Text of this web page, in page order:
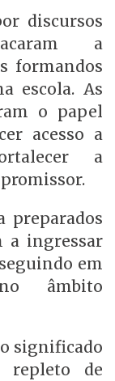
discursos
a
formandos
escola. As
o papel
acesso a
a
preparados
a ingressar
em
âmbito
significado
repleto de